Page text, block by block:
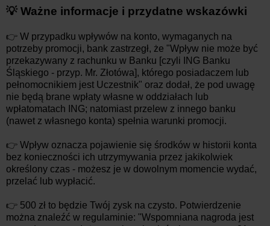
💡 Ważne informacje i przydatne wskazówki
👉 W przypadku wpływów na konto, wymaganych na
potrzeby promocji, bank zastrzegł, że "Wpływ nie może być
przekazywany z rachunku w Banku [czyli ING Banku
Śląskiego - przyp. Mr. Złotówa], którego posiadaczem lub
pełnomocnikiem jest Uczestnik" oraz dodał, że pod uwagę
nie będą brane wpłaty własne w oddziałach lub
wpłatomatach ING; natomiast przelew z innego banku
(nawet z własnego konta) spełnia warunki promocji.
👉 Wpływ oznacza pojawienie się środków w historii konta
bez konieczności ich utrzymywania przez jakikolwiek
określony czas - możesz je w dowolnym momencie wydać,
przelać lub wypłacić.
👉 500 zł to będzie Twój zysk na czysto. Potwierdzenie
można znaleźć w regulaminie: "Wspomniana nagroda jest